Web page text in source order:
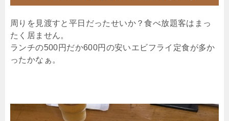
周りを見渡すと平日だったせいか？食べ放題客はまっ
たく居ません。
ランチの500円だか600円の安いエビフライ定食が多か
ったかなぁ。